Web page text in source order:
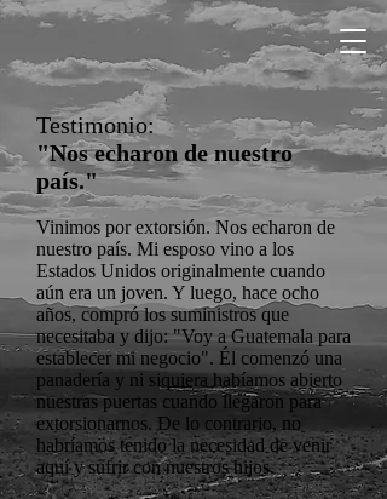
Testimonio:
"Nos echaron de nuestro
país."
Vinimos por extorsión. Nos echaron de
nuestro país. Mi esposo vino a los
Estados Unidos originalmente cuando
aún era un joven. Y luego, hace ocho
años, compró los suministros que
necesitaba y dijo: "Voy a Guatemala para
establecer mi negocio". Él comenzó una
panadería y ni siquiera habíamos abierto
nuestras puertas cuando llegaron para
extorsionarnos. De lo contrario, no
habríamos tenido la necesidad de venir
aquí y sufrir con nuestros hijos.